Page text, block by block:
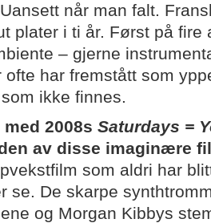
når man falt.
plater i ti år. Først på fire
– gjerne
ofte har fremstått som
ikke finnes.
2008s Saturdays =
av disse imaginære
som aldri har
se. De skarpe
og Morgan Kibbys